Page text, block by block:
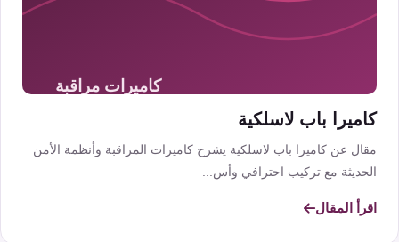
كاميرا باب لاسلكية
مقال عن كاميرا باب لاسلكية يشرح كاميرات المراقبة وأنظمة الأمن
الحديثة مع تركيب احترافي وأس...
اقرأ المقال